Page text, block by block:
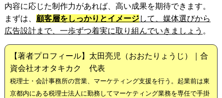
内容に応じた制作力があれば、高い成果を期待できます。
まずは、 顧客層をしっかりとイメージして、媒体選びから
広告設計まで、一歩ずつ着実に取り組んでいきましょう 。
【著者プロフィール】太田亮児（おおたりょうじ）｜合
資会社オオタキカク 代表
税理士・会計事務所の営業、マーケティング支援を行う。起業前は東
京都内にある税理士法人に勤務してマーケティング業務を専任で手掛